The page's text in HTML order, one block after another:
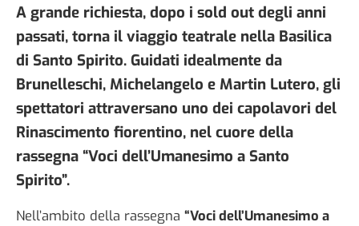
A grande richiesta, dopo i sold out degli anni
passati, torna il viaggio teatrale nella Basilica
di Santo Spirito. Guidati idealmente da
Brunelleschi, Michelangelo e Martin Lutero, gli
spettatori attraversano uno dei capolavori del
Rinascimento fiorentino, nel cuore della
rassegna “Voci dell’Umanesimo a Santo
Spirito”.
Nell’ambito della rassegna “Voci dell’Umanesimo a